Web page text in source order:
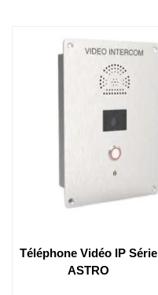
Téléphone Vidéo IP Série
ASTRO